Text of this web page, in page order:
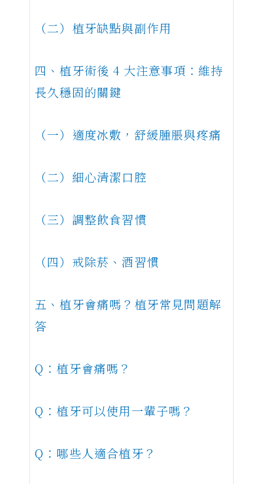
（二）植牙缺點與副作用
四、植牙術後 4 大注意事項：維持
長久穩固的關鍵
（一）適度冰敷，舒緩腫脹與疼痛
（二）細心清潔口腔
（三）調整飲食習慣
（四）戒除菸、酒習慣
五、植牙會痛嗎？植牙常見問題解
答
Q：植牙會痛嗎？
Q：植牙可以使用一輩子嗎？
Q：哪些人適合植牙？